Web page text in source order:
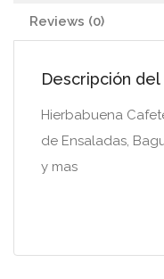
Reviews (0)
Descripción
Hierbabuena
de Ensaladas,
y mas